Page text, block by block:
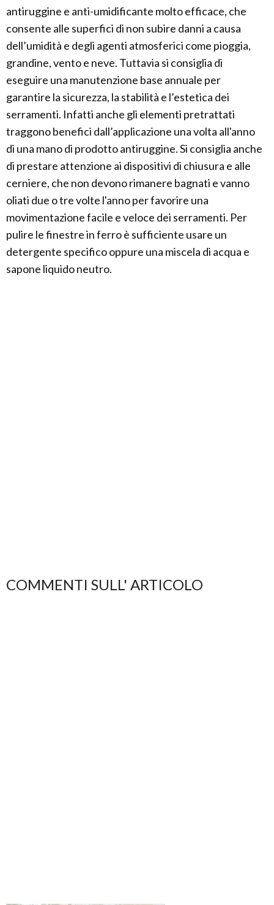
antiruggine e anti-umidificante molto efficace, che
consente alle superfici di non subire danni a causa
dell’umidità e degli agenti atmosferici come pioggia,
grandine, vento e neve. Tuttavia si consiglia di
eseguire una manutenzione base annuale per
garantire la sicurezza, la stabilità e l’estetica dei
serramenti. Infatti anche gli elementi pretrattati
traggono benefici dall’applicazione una volta all'anno
di una mano di prodotto antiruggine. Si consiglia anche
di prestare attenzione ai dispositivi di chiusura e alle
cerniere, che non devono rimanere bagnati e vanno
oliati due o tre volte l'anno per favorire una
movimentazione facile e veloce dei serramenti. Per
pulire le finestre in ferro è sufficiente usare un
detergente specifico oppure una miscela di acqua e
sapone liquido neutro.
COMMENTI SULL' ARTICOLO